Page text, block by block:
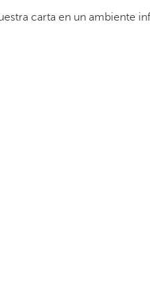
carta en un ambiente